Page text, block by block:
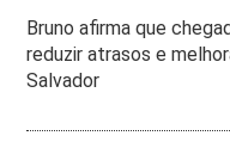
Bruno afirma que
reduzir atrasos e
Salvador